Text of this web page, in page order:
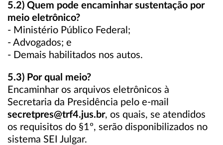
5.2) Quem pode encaminhar sustentação por
meio eletrônico?
- Ministério Público Federal;
- Advogados; e
- Demais habilitados nos autos.
5.3) Por qual meio?
Encaminhar os arquivos eletrônicos à
Secretaria da Presidência pelo e-mail
secretpres@trf4.jus.br, os quais, se atendidos
os requisitos do §1º, serão disponibilizados no
sistema SEI Julgar.